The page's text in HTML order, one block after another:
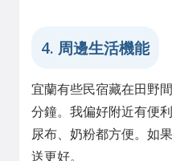
4. 周邊生活機能
宜蘭有些民宿藏在田野
分鐘。我偏好附近有便
尿布、奶粉都方便。如
送更好。